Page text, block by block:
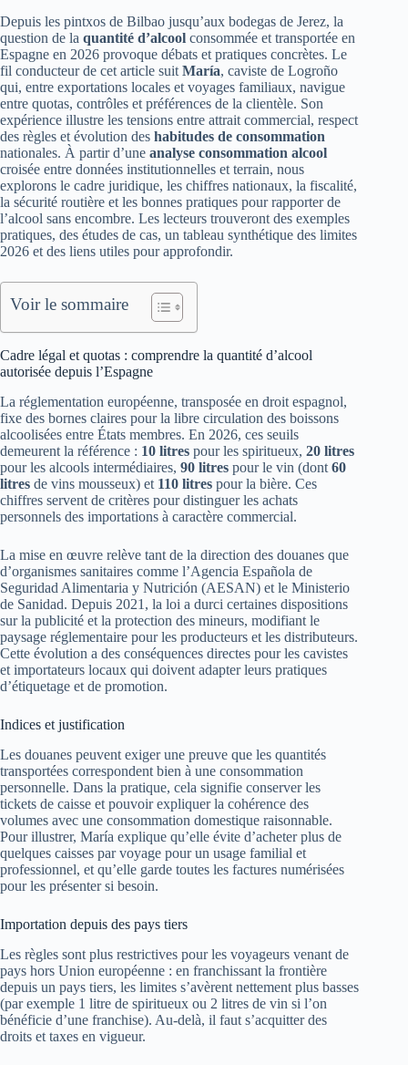
Depuis les pintxos de Bilbao jusqu’aux bodegas de Jerez, la
question de la quantité d’alcool consommée et transportée en
Espagne en 2026 provoque débats et pratiques concrètes. Le
fil conducteur de cet article suit María, caviste de Logroño
qui, entre exportations locales et voyages familiaux, navigue
entre quotas, contrôles et préférences de la clientèle. Son
expérience illustre les tensions entre attrait commercial, respect
des règles et évolution des habitudes de consommation
nationales. À partir d’une analyse consommation alcool
croisée entre données institutionnelles et terrain, nous
explorons le cadre juridique, les chiffres nationaux, la fiscalité,
la sécurité routière et les bonnes pratiques pour rapporter de
l’alcool sans encombre. Les lecteurs trouveront des exemples
pratiques, des études de cas, un tableau synthétique des limites
2026 et des liens utiles pour approfondir.
Voir le sommaire
Cadre légal et quotas : comprendre la quantité d’alcool
autorisée depuis l’Espagne
La réglementation européenne, transposée en droit espagnol,
fixe des bornes claires pour la libre circulation des boissons
alcoolisées entre États membres. En 2026, ces seuils
demeurent la référence : 10 litres pour les spiritueux, 20 litres
pour les alcools intermédiaires, 90 litres pour le vin (dont 60
litres de vins mousseux) et 110 litres pour la bière. Ces
chiffres servent de critères pour distinguer les achats
personnels des importations à caractère commercial.
La mise en œuvre relève tant de la direction des douanes que
d’organismes sanitaires comme l’Agencia Española de
Seguridad Alimentaria y Nutrición (AESAN) et le Ministerio
de Sanidad. Depuis 2021, la loi a durci certaines dispositions
sur la publicité et la protection des mineurs, modifiant le
paysage réglementaire pour les producteurs et les distributeurs.
Cette évolution a des conséquences directes pour les cavistes
et importateurs locaux qui doivent adapter leurs pratiques
d’étiquetage et de promotion.
Indices et justification
Les douanes peuvent exiger une preuve que les quantités
transportées correspondent bien à une consommation
personnelle. Dans la pratique, cela signifie conserver les
tickets de caisse et pouvoir expliquer la cohérence des
volumes avec une consommation domestique raisonnable.
Pour illustrer, María explique qu’elle évite d’acheter plus de
quelques caisses par voyage pour un usage familial et
professionnel, et qu’elle garde toutes les factures numérisées
pour les présenter si besoin.
Importation depuis des pays tiers
Les règles sont plus restrictives pour les voyageurs venant de
pays hors Union européenne : en franchissant la frontière
depuis un pays tiers, les limites s’avèrent nettement plus basses
(par exemple 1 litre de spiritueux ou 2 litres de vin si l’on
bénéficie d’une franchise). Au-delà, il faut s’acquitter des
droits et taxes en vigueur.